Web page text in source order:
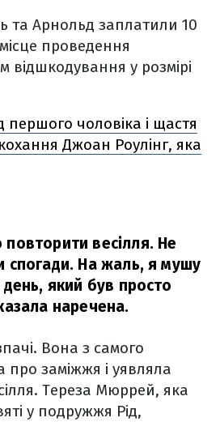
та Арнольд заплатили 10
проведення
відшкодування у розмірі
першого чоловіка і щастя
Джоан Роулінг, яка
весілля. Не
спогади. На жаль, я мушу
який був просто
наречена.
Вона з самого
про заміжжя і уявляла
Тереза Мюррей, яка
у подружжя Рід,